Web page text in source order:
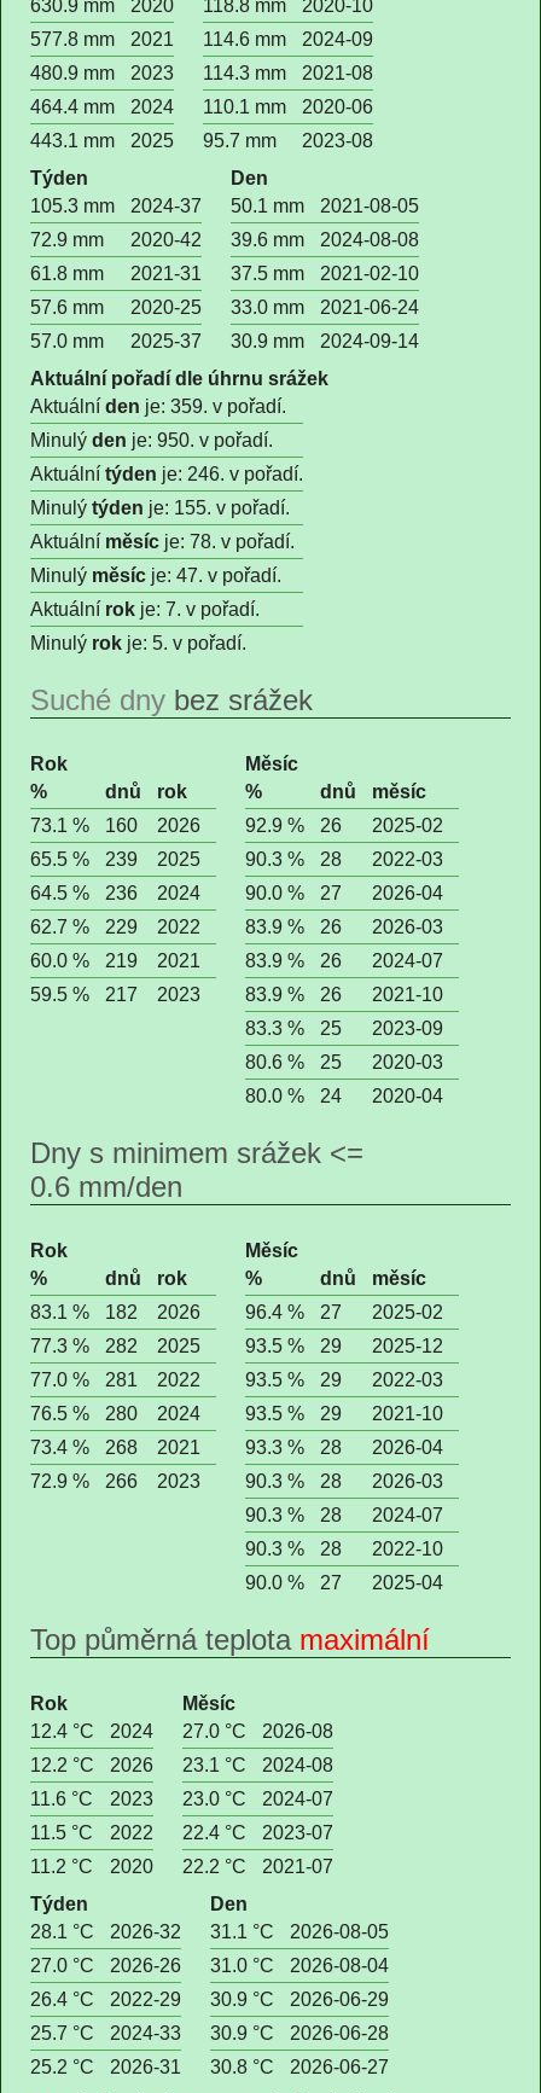
630.9 mm
2020
577.8 mm
2021
480.9 mm
2023
464.4 mm
2024
443.1 mm
2025
118.8 mm
2020-10
114.6 mm
2024-09
114.3 mm
2021-08
110.1 mm
2020-06
95.7 mm
2023-08
Týden
105.3 mm
2024-37
72.9 mm
2020-42
61.8 mm
2021-31
57.6 mm
2020-25
57.0 mm
2025-37
Den
50.1 mm
2021-08-05
39.6 mm
2024-08-08
37.5 mm
2021-02-10
33.0 mm
2021-06-24
30.9 mm
2024-09-14
Aktuální pořadí dle úhrnu srážek
Aktuální den je: 359. v pořadí.
Minulý den je: 950. v pořadí.
Aktuální týden je: 246. v pořadí.
Minulý týden je: 155. v pořadí.
Aktuální měsíc je: 78. v pořadí.
Minulý měsíc je: 47. v pořadí.
Aktuální rok je: 7. v pořadí.
Minulý rok je: 5. v pořadí.
Suché dny bez srážek
Rok
%
dnů
rok
73.1 %
160
2026
65.5 %
239
2025
64.5 %
236
2024
62.7 %
229
2022
60.0 %
219
2021
59.5 %
217 2023
Měsíc
%
dnů
měsíc
92.9 %
26
2025-02
90.3 %
28
2022-03
90.0 %
27
2026-04
83.9 %
26
2026-03
83.9 %
26
2024-07
83.9 %
26
2021-10
83.3 %
25
2023-09
80.6 %
25
2020-03
80.0 %
24 2020-04
Dny s minimem srážek <=
0.6 mm/den
Rok
%
dnů
rok
83.1 %
182
2026
77.3 %
282
2025
77.0 %
281
2022
76.5 %
280
2024
73.4 %
268
2021
72.9 %
266 2023
Měsíc
%
dnů
měsíc
96.4 %
27
2025-02
93.5 %
29
2025-12
93.5 %
29
2022-03
93.5 %
29
2021-10
93.3 %
28
2026-04
90.3 %
28
2026-03
90.3 %
28
2024-07
90.3 %
28
2022-10
90.0 %
27 2025-04
Top půměrná teplota maximální
Rok
12.4 °C
2024
12.2 °C
2026
11.6 °C
2023
11.5 °C
2022
11.2 °C
2020
Měsíc
27.0 °C
2026-08
23.1 °C
2024-08
23.0 °C
2024-07
22.4 °C
2023-07
22.2 °C
2021-07
Týden
28.1 °C
2026-32
27.0 °C
2026-26
26.4 °C
2022-29
25.7 °C
2024-33
25.2 °C
2026-31
Den
31.1 °C
2026-08-05
31.0 °C
2026-08-04
30.9 °C
2026-06-29
30.9 °C
2026-06-28
30.8 °C
2026-06-27